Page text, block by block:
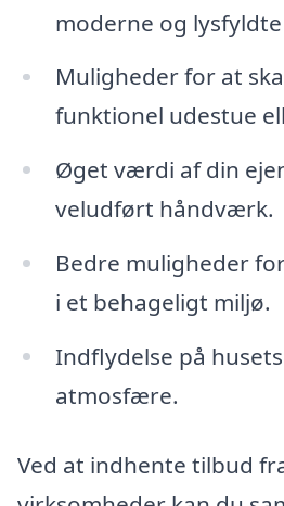
moderne og
Muligheder for at
funktionel udestue
Øget værdi af din
veludført håndværk.
Bedre muligheder
i et behageligt miljø.
Indflydelse på
atmosfære.
Ved at indhente tilbud